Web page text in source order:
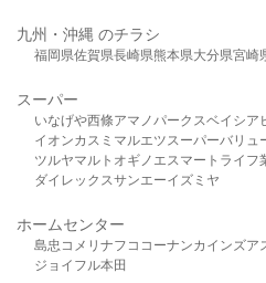
九州・沖縄 のチラシ
福岡県佐賀県長崎県熊本県大分県宮崎
スーパー
いなげや西條アマノパークスベイシア
イオンカスミ マルエツスーパーバリュ
ツルヤマルト オギノ エスマート ライフ
ダイレックスサンエーイズミヤ
ホームセンター
島忠 コメリ ナフコ コーナンカインズア
ジョイフル本田